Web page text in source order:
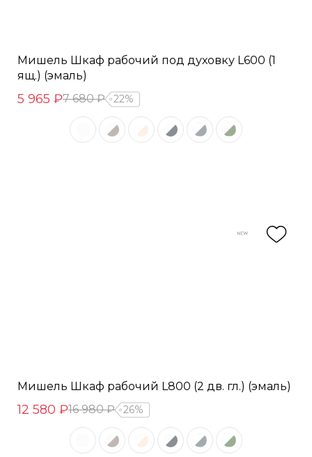
Мишель Шкаф рабочий под духовку L600 (1
ящ.) (эмаль)
5 965 ₽7 680 ₽ 22%
Мишель Шкаф рабочий L800 (2 дв. гл.) (эмаль)
12 580 ₽16 980 ₽ 26%